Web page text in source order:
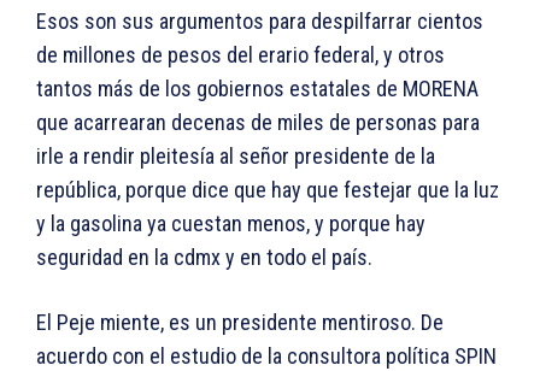
Esos son sus argumentos para despilfarrar cientos
de millones de pesos del erario federal, y otros
tantos más de los gobiernos estatales de MORENA
que acarrearan decenas de miles de personas para
irle a rendir pleitesía al señor presidente de la
república, porque dice que hay que festejar que la luz
y la gasolina ya cuestan menos, y porque hay
seguridad en la cdmx y en todo el país.
El Peje miente, es un presidente mentiroso. De
acuerdo con el estudio de la consultora política SPIN